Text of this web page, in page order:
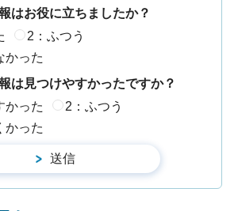
はお役に立ちましたか？
2：ふつう
かった
は見つけやすかったですか？
かった
2：ふつう
かった